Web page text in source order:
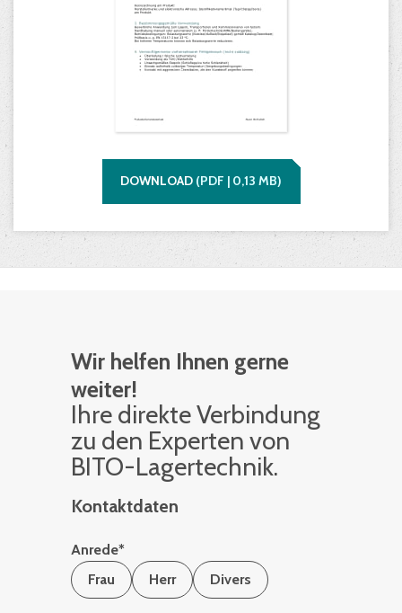
DOWNLOAD (PDF | 0,13 MB)
Wir helfen Ihnen gerne
weiter!
Ihre di­rek­te Ver­bin­dung
zu den Ex­per­ten von
BITO-La­ger­tech­nik.
Kontaktdaten
Anrede*
Frau
Herr Divers